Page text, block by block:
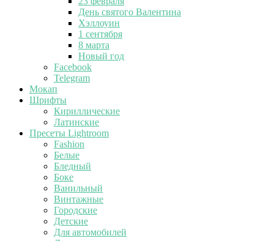
День святого Валентина
Хэллоуин
1 сентября
8 марта
Новый год
Facebook
Telegram
Мокап
Шрифты
Кириллические
Латинские
Пресеты Lightroom
Fashion
Белые
Бледный
Боке
Ванильный
Винтажные
Городские
Детские
Для автомобилей